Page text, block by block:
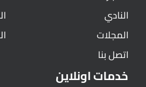
النادي
المجلات
اتصل بنا
خدمات اونلاين